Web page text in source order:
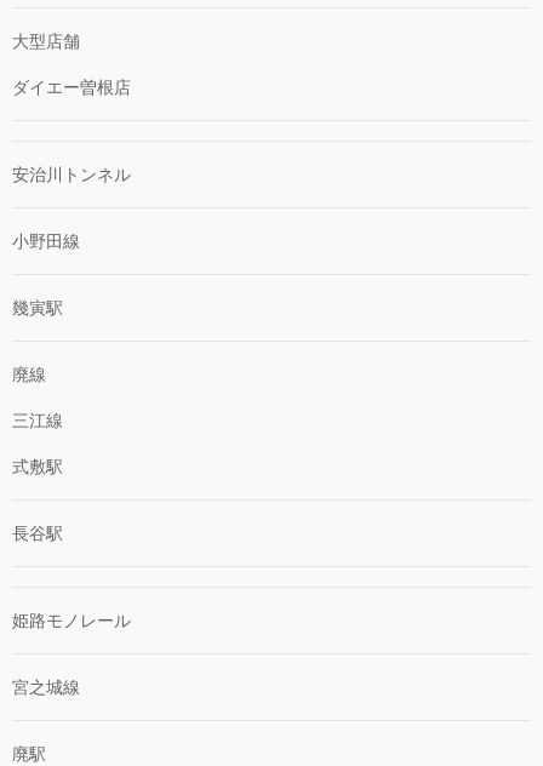
大型店舗
ダイエー曽根店
安治川トンネル
小野田線
幾寅駅
廃線
三江線
式敷駅
長谷駅
姫路モノレール
宮之城線
廃駅